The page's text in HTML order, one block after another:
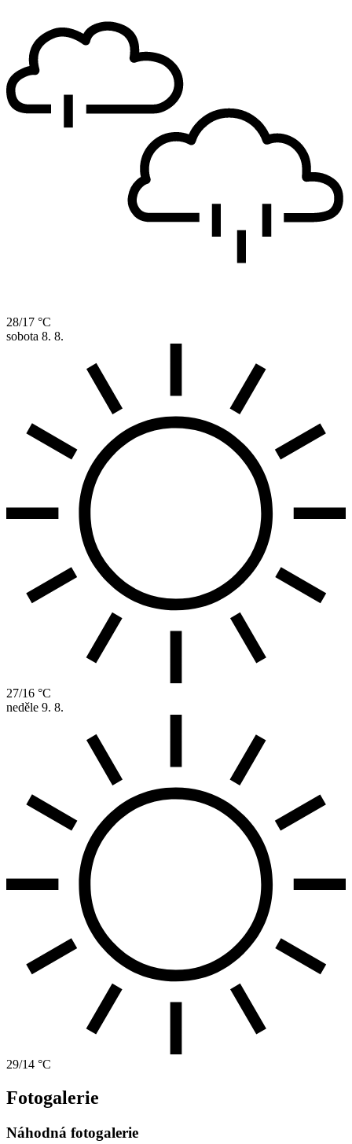
28/17 °C
sobota 8. 8.
27/16 °C
neděle 9. 8.
29/14 °C
Fotogalerie
Náhodná fotogalerie